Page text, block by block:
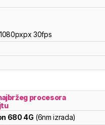
30fps
procesora
680 4G (6nm izrada)